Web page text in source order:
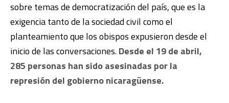
sobre temas de democratización del país, que es la
exigencia tanto de la sociedad civil como el
planteamiento que los obispos expusieron desde el
inicio de las conversaciones.Desde el 19 de abril,
285 personas han sido asesinadas por la
represión del gobierno nicaragüense.